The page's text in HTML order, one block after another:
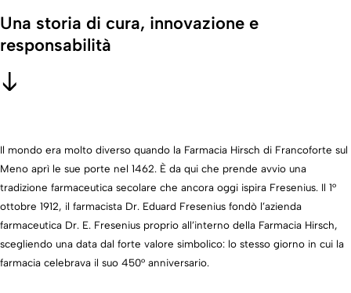
Una storia di cura, innovazione e
responsabilità
Il mondo era molto diverso quando la Farmacia Hirsch di Francoforte sul
Meno aprì le sue porte nel 1462. È da qui che prende avvio una
tradizione farmaceutica secolare che ancora oggi ispira Fresenius. Il 1°
ottobre 1912, il farmacista Dr. Eduard Fresenius fondò l’azienda
farmaceutica Dr. E. Fresenius proprio all’interno della Farmacia Hirsch,
scegliendo una data dal forte valore simbolico: lo stesso giorno in cui la
farmacia celebrava il suo 450° anniversario.